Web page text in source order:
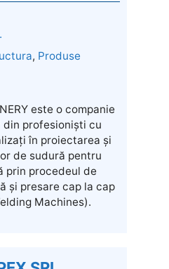
, Produse
este o companie
profesioniști cu
în proiectarea și
de sudură pentru
prin procedeul de
și presare cap la cap
Machines).